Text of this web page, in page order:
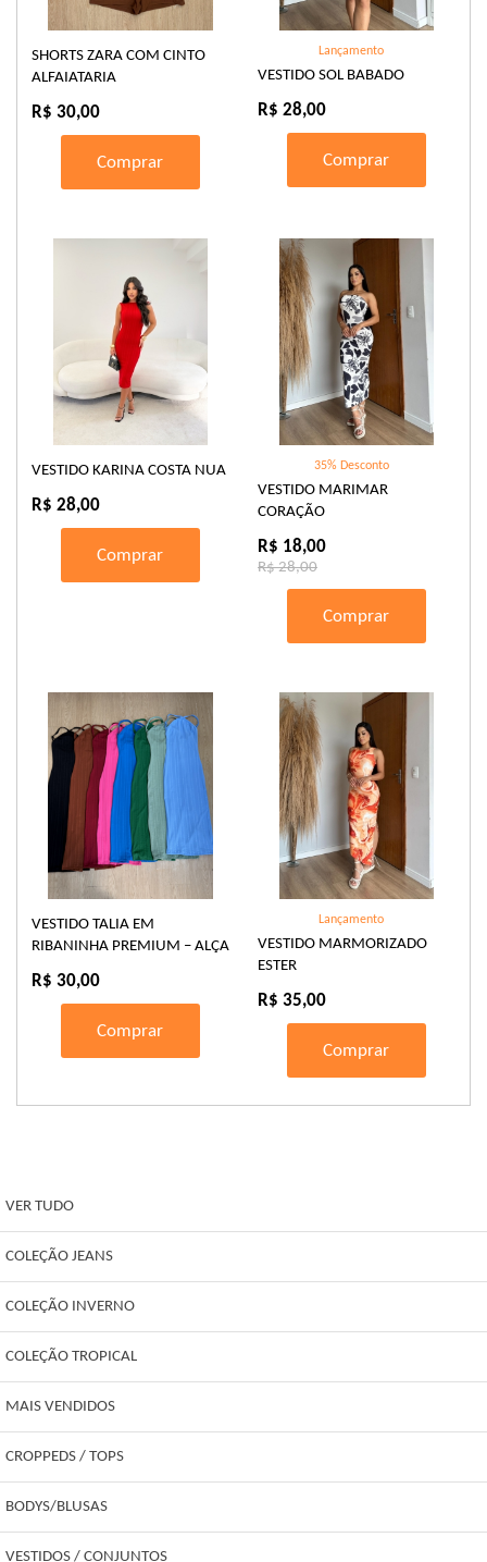
SHORTS ZARA COM CINTO
ALFAIATARIA
R$ 30,00
Comprar
Lançamento
VESTIDO SOL BABADO
R$ 28,00
Comprar
VESTIDO KARINA COSTA NUA
R$ 28,00
Comprar
35% Desconto
VESTIDO MARIMAR
CORAÇÃO
R$ 18,00
R$ 28,00
Comprar
VESTIDO TALIA EM
RIBANINHA PREMIUM – ALÇA
R$ 30,00
Comprar
Lançamento
VESTIDO MARMORIZADO
ESTER
R$ 35,00
Comprar
VER TUDO
COLEÇÃO JEANS
COLEÇÃO INVERNO
COLEÇÃO TROPICAL
MAIS VENDIDOS
CROPPEDS / TOPS
BODYS/BLUSAS
VESTIDOS / CONJUNTOS